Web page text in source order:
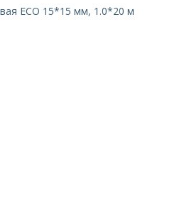
ECO 15*15 мм, 1.0*20 м